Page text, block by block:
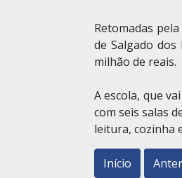
Retomadas
de Salgado dos
milhão de reais.
A escola, que
com seis salas
leitura, cozinha
Início